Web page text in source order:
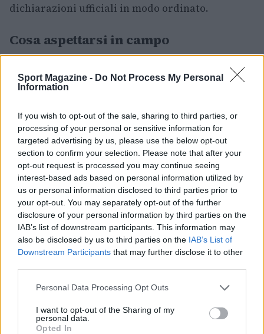
Sport Magazine - Do Not Process My Personal
Information
If you wish to opt-out of the sale, sharing to third parties, or
processing of your personal or sensitive information for
targeted advertising by us, please use the below opt-out
section to confirm your selection. Please note that after your
opt-out request is processed you may continue seeing
interest-based ads based on personal information utilized by
us or personal information disclosed to third parties prior to
your opt-out. You may separately opt-out of the further
disclosure of your personal information by third parties on the
IAB’s list of downstream participants. This information may
also be disclosed by us to third parties on the IAB’s List of
Downstream Participants that may further disclose it to other
Please note that this website/app uses one or more Google
not limited to your visit or usage behaviour. You may click to
grant or deny consent to Google and its third-party tags to
Personal Data Processing Opt Outs
I want to opt-out of the Sharing of my
personal data.
Opted In
dichiarazioni ufficiali in modo ordinato.
Cosa aspettarsi in campo
offrire scambi intensi, battute decisive e
avversari. Le semifinali promettono equilibrio e
momenti di grande spettacolo: i match
potrebbero risolversi su dettagli come la
gestione delle rotazioni, la solidità al servizio e
la capacità di mantenere la calma nei punti
importanti. Per il pubblico presente a Torino,
l’appuntamento è un’occasione per vedere
giocatori di alto livello confrontarsi in una
cornice internazionale e per respirare
l’atmosfera tipica di una finale europea.
In conclusione, la due giorni all’Inalpi Arena
rappresenta l’apice stagionale per club e tifosi:
tra predisposizione tattica, esigenze logistiche e